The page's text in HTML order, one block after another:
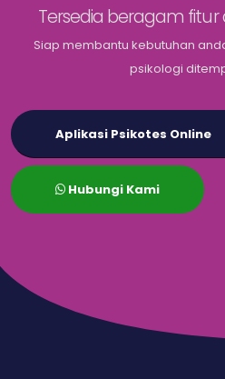
Tersedia beragam
Siap membantu kebutuhan
psikologi
Aplikasi Psikotes Online
Hubungi Kami